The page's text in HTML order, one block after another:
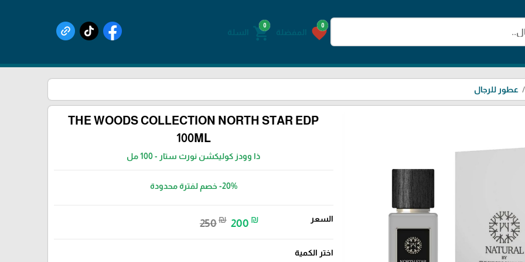
0
favorite المفضلة
0
shopping_cart السلة
عطور للرجال
THE WOODS COLLECTION NORTH STAR EDP
100ML
ذا وودز كوليكشن نورث ستار - 100 مل
-20% خصم لفترة محدودة
السعر 250₪ 200 ₪
اختر الكمية